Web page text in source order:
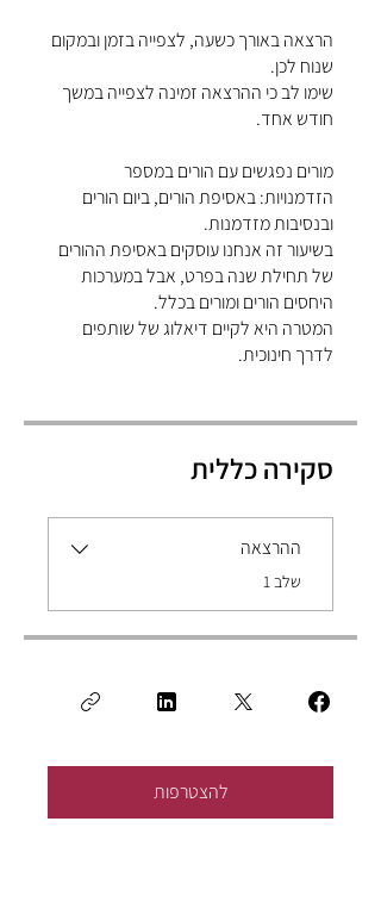
הרצאה באורך כשעה, לצפייה בזמן ובמקום
שימו לב כי ההרצאה זמינה לצפייה במשך
מורים נפגשים עם הורים במספר
הזדמנויות: באסיפת הורים, ביום הורים
בשיעור זה אנחנו עוסקים באסיפת ההורים
של תחילת שנה בפרט, אבל במערכות
המטרה היא לקיים דיאלוג של שותפים
לדרך חינוכית.
סקירה כללית
ההרצאה
.שלב 1
להצטרפות